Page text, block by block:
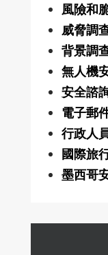
風險和
威脅調
背景調
無人機
安全諮
電子郵
行政人
國際旅
墨西哥